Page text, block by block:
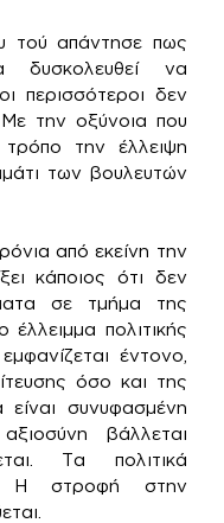
τού απάντησε πως
δυσκολευθεί να
περισσότεροι δεν
την οξύνοια που
την έλλειψη
των βουλευτών
από εκείνη την
κάποιος ότι δεν
σε τμήμα της
έλλειμμα πολιτικής
έντονο,
όσο και της
είναι συνυφασμένη
βάλλεται
Τα πολιτικά
Η στροφή στην